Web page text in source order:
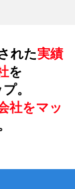
れた実績
を
。
社をマッ